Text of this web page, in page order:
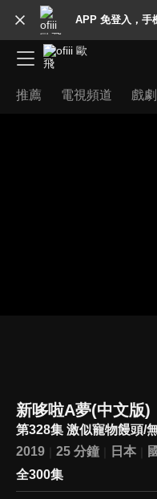
APP 免登入，手
推薦 電視頻道 戲劇
新哆啦A夢(中文版)
第328集 激似寵物饅頭/
2019
25 分鐘 日本
全300集